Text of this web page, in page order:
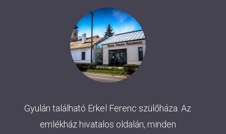
Gyulán található Erkel Ferenc szülőháza. Az
emlékház hivatalos oldalán, minden